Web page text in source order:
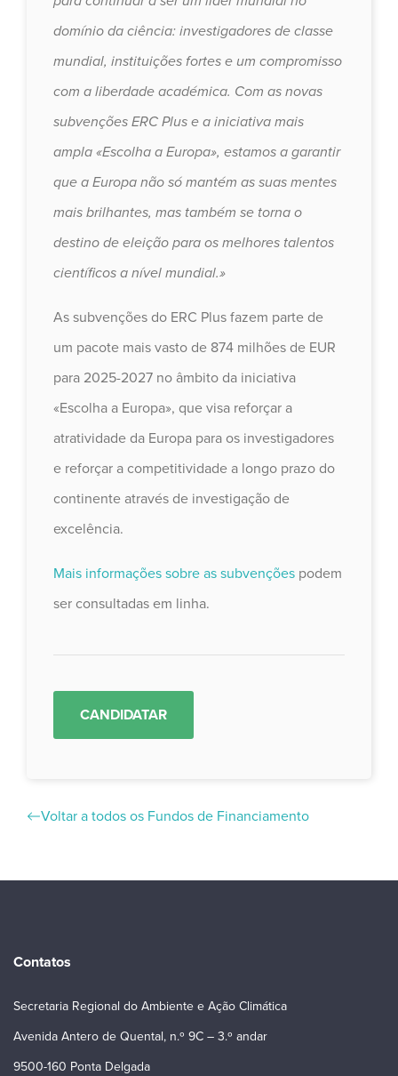
domínio da ciência: investigadores de classe
mundial, instituições fortes e um compromisso
com a liberdade académica. Com as novas
subvenções ERC Plus e a iniciativa mais
ampla «Escolha a Europa», estamos a garantir
que a Europa não só mantém as suas mentes
mais brilhantes, mas também se torna o
destino de eleição para os melhores talentos
científicos a nível mundial.»
As subvenções do ERC Plus fazem parte de
um pacote mais vasto de 874 milhões de EUR
para 2025-2027 no âmbito da iniciativa
«Escolha a Europa», que visa reforçar a
atratividade da Europa para os investigadores
e reforçar a competitividade a longo prazo do
continente através de investigação de
excelência.
Mais informações sobre as subvenções podem
ser consultadas em linha.
CANDIDATAR
Voltar a todos os Fundos de Financiamento
Contatos
Secretaria Regional do Ambiente e Ação Climática
Avenida Antero de Quental, n.º 9C – 3.º andar
9500-160 Ponta Delgada